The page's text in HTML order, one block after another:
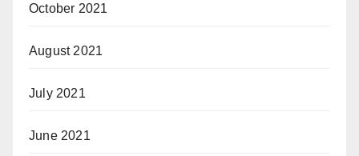
October 2021
August 2021
July 2021
June 2021